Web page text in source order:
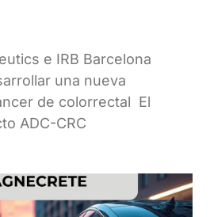
e IRB Barcelona
una nueva
de colorrectal El
ADC-CRC